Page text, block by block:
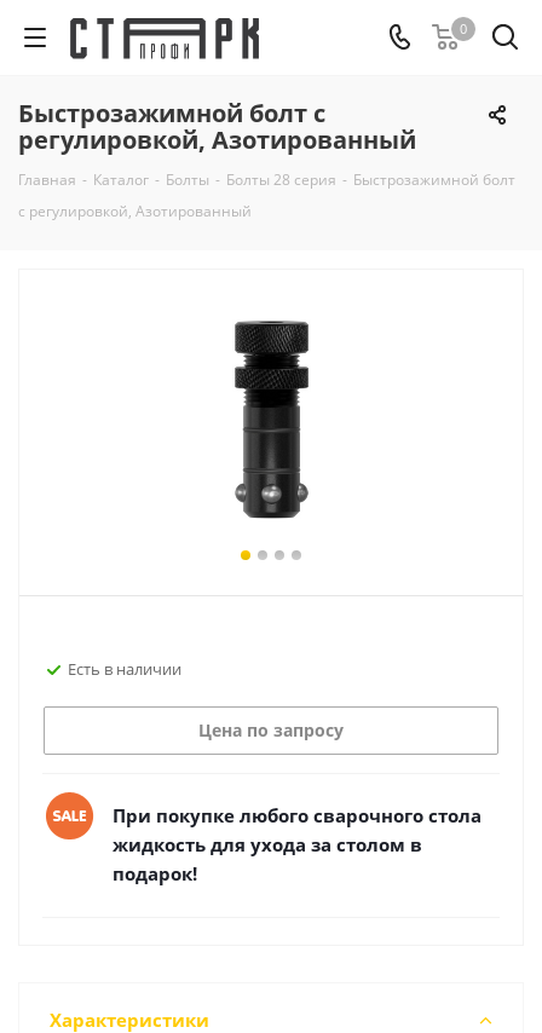
0
Быстрозажимной болт с
регулировкой, Азотированный
Главная - Каталог - Болты - Болты 28 серия - Быстрозажимной болт
с регулировкой, Азотированный
Есть в наличии
Цена по запросу
При покупке любого сварочного стола
жидкость для ухода за столом в
подарок!
Характеристики